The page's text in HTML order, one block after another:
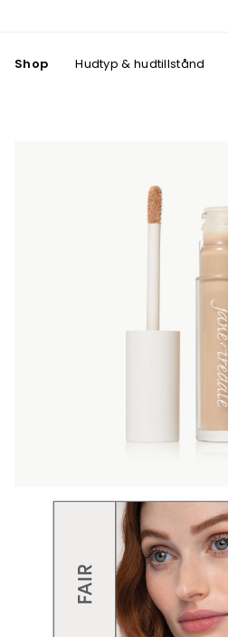
Shop Hudtyp & hudtillstånd